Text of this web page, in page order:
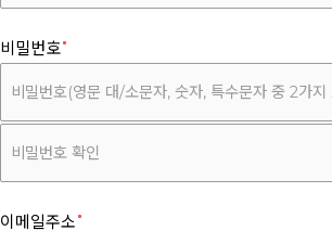
비밀번호
이메일주소